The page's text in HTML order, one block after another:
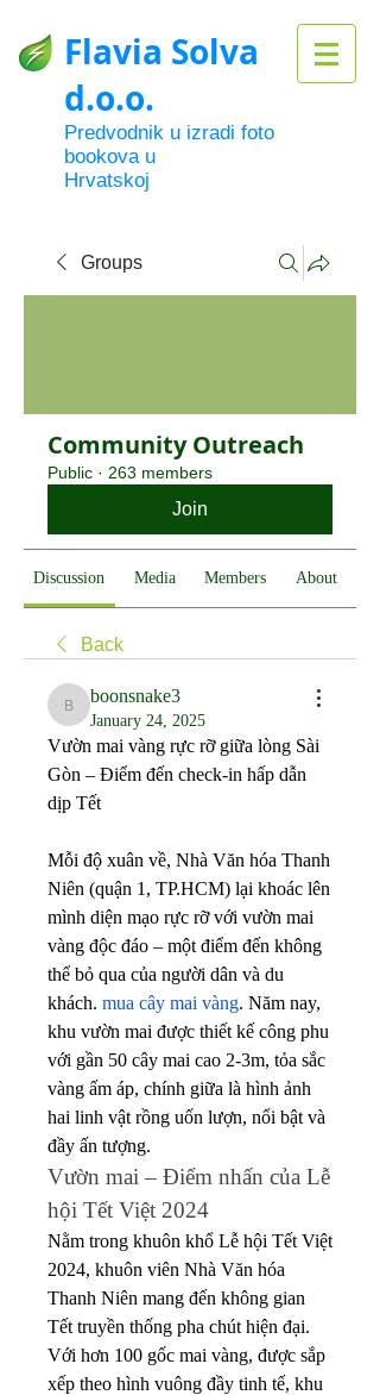
Flavia Solva
d.o.o.
Predvodnik u izradi foto
bookova u
Hrvatskoj
Groups
Community Outreach
Public · 263 members
Join
Discussion Media Members About
Back
boonsnake3
boonsnake3
January 24, 2025
Vườn mai vàng rực rỡ giữa lòng Sài
Gòn – Điểm đến check-in hấp dẫn
dịp Tết
Mỗi độ xuân về, Nhà Văn hóa Thanh
Niên (quận 1, TP.HCM) lại khoác lên
mình diện mạo rực rỡ với vườn mai
vàng độc đáo – một điểm đến không
thể bỏ qua của người dân và du
khách. mua cây mai vàng. Năm nay,
khu vườn mai được thiết kế công phu
với gần 50 cây mai cao 2-3m, tỏa sắc
vàng ấm áp, chính giữa là hình ảnh
hai linh vật rồng uốn lượn, nổi bật và
đầy ấn tượng.
Vườn mai – Điểm nhấn của Lễ
hội Tết Việt 2024
Nằm trong khuôn khổ Lễ hội Tết Việt
2024, khuôn viên Nhà Văn hóa
Thanh Niên mang đến không gian
Tết truyền thống pha chút hiện đại.
Với hơn 100 gốc mai vàng, được sắp
xếp theo hình vuông đầy tinh tế, khu